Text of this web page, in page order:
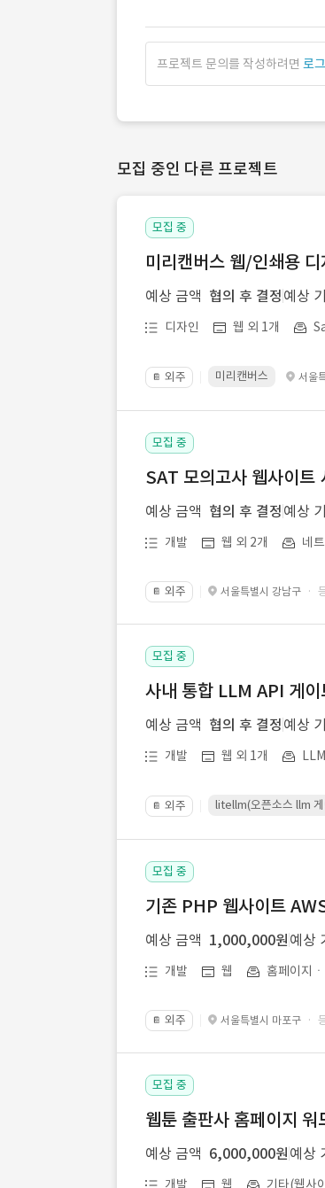
프로젝트 문의를 작성하려면 로
모집 중인 다른 프로젝트
모집 중
미리캔버스 웹/인쇄용
예상 금액 협의 후 결정 예상
디자인 웹 외 1개
📔 외주 미리캔버스 서울
모집 중
SAT 모의고사 웹사이트
예상 금액 협의 후 결정 예상
개발 웹 외 2개 네
📔 외주 서울특별시 강남구 ·
모집 중
사내 통합 LLM API 게이
예상 금액 협의 후 결정 예상
개발 웹 외 1개
📔 외주 litellm(오픈소스 llm
모집 중
기존 PHP 웹사이트
예상 금액 1,000,000원 예상
개발 웹 홈페이지
📔 외주 서울특별시 마포구 ·
모집 중
웹툰 출판사 홈페이지
예상 금액 6,000,000원 예상
개발 웹 기타(웹사